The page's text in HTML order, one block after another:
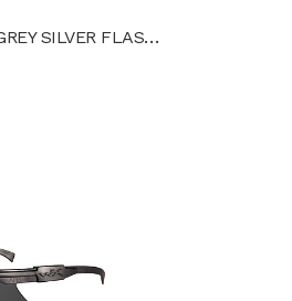
Lente ARROW POL GREY SILVER FLASH/MATTE WHITE FRAME WileyX CCARR04